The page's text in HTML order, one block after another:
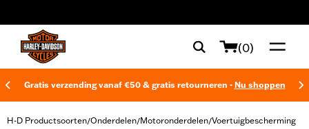
(0)
Gratis verzending vanaf €50 & gratis retourneren - Nu shoppen
H-D Productsoorten/Onderdelen/Motoronderdelen/Voertuigbescherming